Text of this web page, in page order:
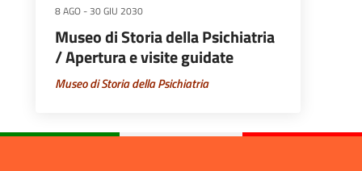
8 AGO -30 GIU 2030
Museo di Storia della Psichiatria
/ Apertura e visite guidate
Museo di Storia della Psichiatria